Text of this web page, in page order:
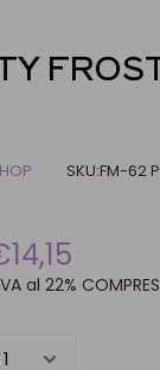
SKU:FM-62
al 22%